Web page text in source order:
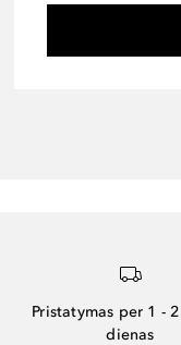
Pristatymas per 1 -
dienas